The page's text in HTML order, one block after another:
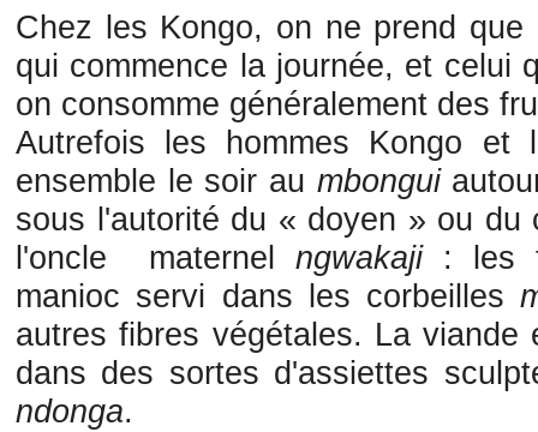
Chez les Kongo, on ne prend
qui commence la journée, et celui
on consomme généralement des
Autrefois les hommes Kongo et
ensemble le soir au mbongui
sous l'autorité du « doyen » ou
l'oncle maternel ngwakaji: les
manioc servi dans les corbeilles
autres fibres végétales. La
dans des sortes d'assiettes
ndonga.